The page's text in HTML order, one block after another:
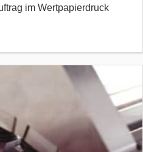
im Wertpapierdruck